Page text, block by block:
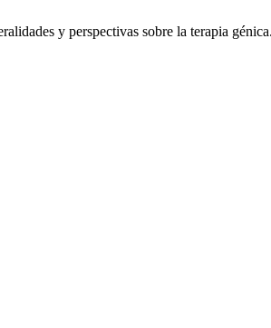
y perspectivas sobre la terapia